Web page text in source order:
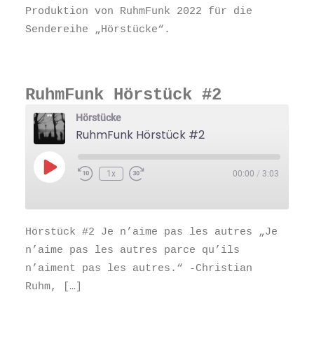
Produktion von RuhmFunk 2022 für die
Sendereihe „Hörstücke“.
RuhmFunk Hörstück #2
Hörstücke
RuhmFunk Hörstück #2
Play
Episode
1x 00:00 / 3:03
Hörstück #2 Je n’aime pas les autres „Je
n’aime pas les autres parce qu’ils
n’aiment pas les autres.“ -Christian
Ruhm, […]